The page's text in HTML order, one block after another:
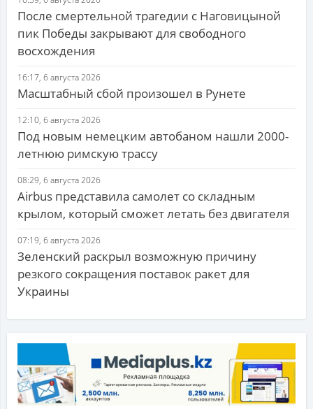
После смертельной трагедии с Наговицыной
пик Победы закрывают для свободного
восхождения
16:17, 6 августа 2026
Масштабный сбой произошел в Рунете
12:10, 6 августа 2026
Под новым немецким автобаном нашли 2000-
летнюю римскую трассу
08:29, 6 августа 2026
Airbus представила самолет со складным
крылом, который сможет летать без двигателя
07:19, 6 августа 2026
Зеленский раскрыл возможную причину
резкого сокращения поставок ракет для
Украины